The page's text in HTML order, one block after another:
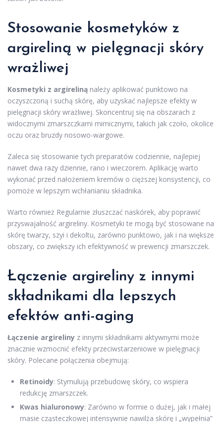
Stosowanie kosmetyków z
argireliną w pielęgnacji skóry
wrażliwej
Kosmetyki z argireliną należy aplikować punktowo na
oczyszczoną i suchą skórę, aby uzyskać najlepsze efekty w
pielęgnacji skóry wrażliwej. Skoncentruj się na obszarach z
widocznymi zmarszczkami mimicznymi, takich jak czoło, okolice
oczu oraz bruzdy nosowo-wargowe.
Zaleca się stosowanie tych preparatów codziennie, najlepiej
nawet dwa razy dziennie, rano i wieczorem. Aplikację warto
wykonać przed nałożeniem kremów o cięższej konsystencji, co
pomoże w lepszym wchłanianiu składnika.
Warto również Regularnie złuszczać naskórek, aby poprawić
przyswajalność argireliny. Kosmetyki te mogą być stosowane na
skórę twarzy, szyi i dekoltu, zarówno punktowo, jak i na większe
obszary, co zwiększy ich efektywność w prewencji zmarszczek.
Łączenie argireliny z innymi
składnikami dla lepszych
efektów anti-aging
Łączenie argireliny z innymi składnikami aktywnymi może
znacznie wzmocnić efekty przeciwstarzeniowe w pielęgnacji
skóry. Polecane połączenia obejmują:
Retinoidy: Stymulują przebudowę skóry, co wspiera
redukcję zmarszczek.
Kwas hialuronowy: Zarówno w formie o dużej, jak i małej
masie cząsteczkowej intensywnie nawilża skórę i „wypełnia”